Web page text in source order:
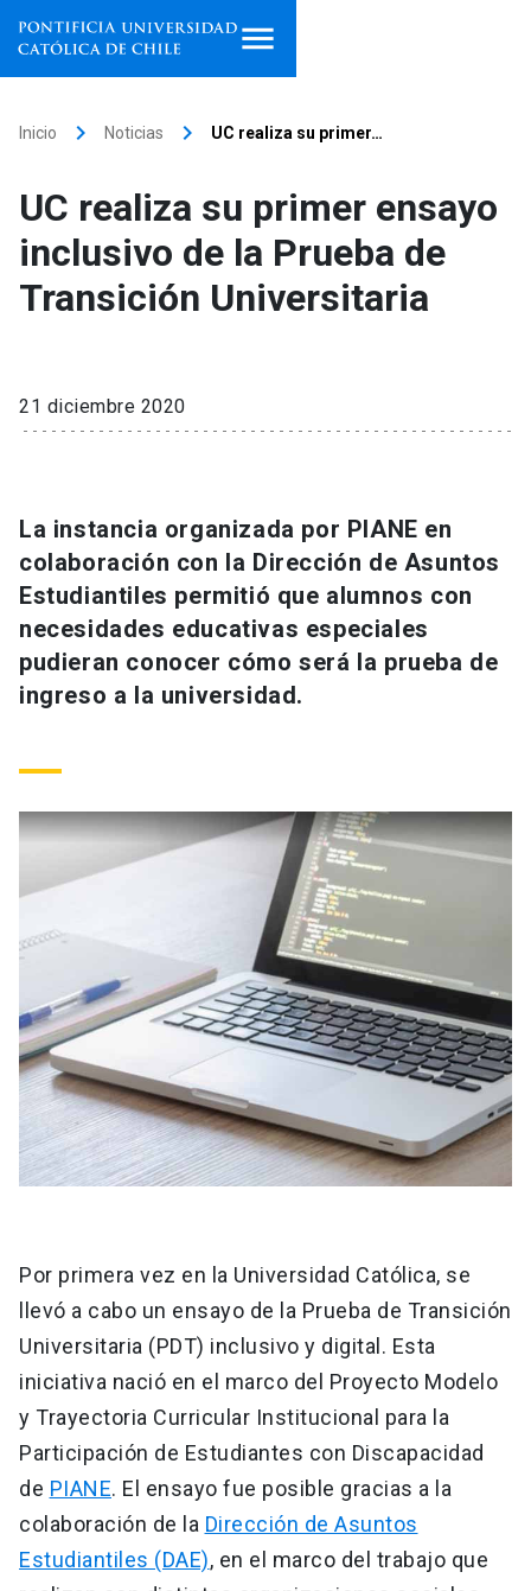
Facultades, escuelas e
institutos
Investigación
Extensión
Universidad
Información para keyboard_arrow_down
Futuros estudiantes
Personal
Alumni launch
Padres y familia
Vecinos launch
Go to english site launch
Admisión
Mi Cuenta UC launch
Correo UC
Mi Portal UC
Medios Biblioteca launch
Donaciones
Inicio keyboard_arrow_right Noticias keyboard_arrow_right UC realiza su primer…
UC realiza su primer ensayo
inclusivo de la Prueba de
Transición Universitaria
21 diciembre 2020
La instancia organizada por PIANE en
colaboración con la Dirección de Asuntos
Estudiantiles permitió que alumnos con
necesidades educativas especiales
pudieran conocer cómo será la prueba de
ingreso a la universidad.
Por primera vez en la Universidad Católica, se
llevó a cabo un ensayo de la Prueba de Transición
Universitaria (PDT) inclusivo y digital. Esta
iniciativa nació en el marco del Proyecto Modelo
y Trayectoria Curricular Institucional para la
Participación de Estudiantes con Discapacidad
de PIANE. El ensayo fue posible gracias a la
colaboración de la Dirección de Asuntos
Estudiantiles (DAE), en el marco del trabajo que